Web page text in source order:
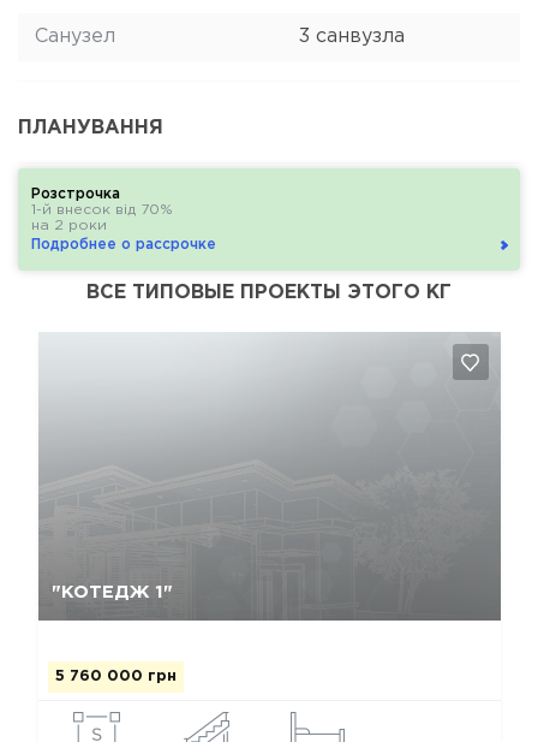
Санузел 3 санвузла
ПЛАНУВАННЯ
Розстрочка
1-й внесок від 70%
на 2 роки
Подробнее о рассрочке
ВСЕ ТИПОВЫЕ ПРОЕКТЫ ЭТОГО КГ
"КОТЕДЖ 1"
5 760 000 грн